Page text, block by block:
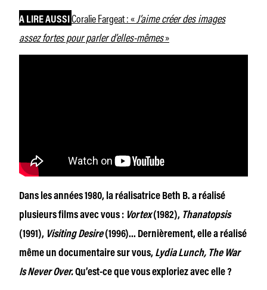
A LIRE AUSSICoralie Fargeat : «J’aime créer des images
assez fortes pour parler d’elles-mêmes»
Dans les années 1980, la réalisatrice Beth B. a réalisé
plusieurs films avec vous : Vortex(1982), Thanatopsis
(1991), Visiting Desire(1996)… Dernièrement, elle a réalisé
même un documentaire sur vous, Lydia Lunch, The War
Is Never Over.Qu’est-ce que vous exploriez avec elle ?